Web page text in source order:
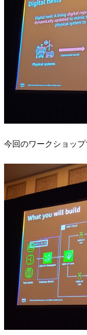
今回のワークショップ